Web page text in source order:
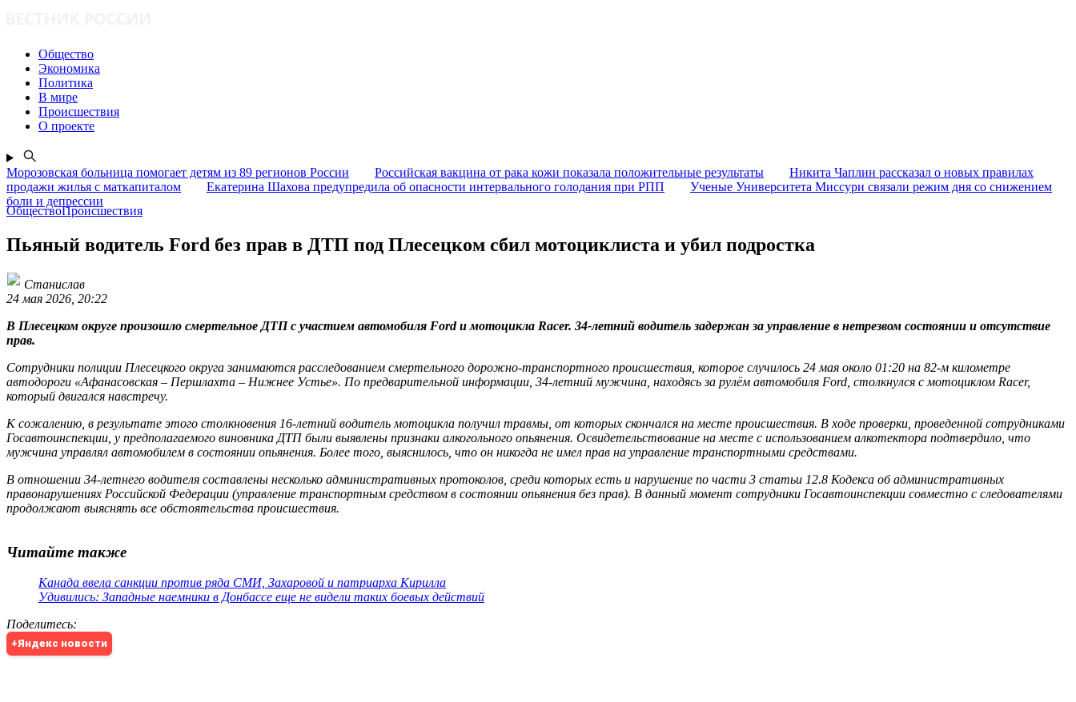
Общество
Экономика
Политика
В мире
Происшествия
О проекте
Морозовская больница помогает детям из 89 регионов России Российская вакцина от рака кожи показала положительные результаты
Никита Чаплин рассказал о новых правилах
продажи жилья с маткапиталом
Екатерина Шахова предупредила об опасности интервального голодания при РПП
Ученые Университета Миссури связали режим дня со снижением
боли и депрессии
ОбществоПроисшествия
Пьяный водитель Ford без прав в ДТП под Плесецком сбил мотоциклиста и убил подростка
Станислав
24 мая 2026, 20:22
В Плесецком округе произошло смертельное ДТП с участием автомобиля Ford и мотоцикла Racer. 34-летний водитель задержан за управление в нетрезвом состоянии и отсутствие
прав.
Сотрудники полиции Плесецкого округа занимаются расследованием смертельного дорожно-транспортного происшествия, которое случилось 24 мая около 01:20 на 82-м километре
автодороги «Афанасовская – Першлахта – Нижнее Устье». По предварительной информации, 34-летний мужчина, находясь за рулём автомобиля Ford, столкнулся с мотоциклом Racer,
который двигался навстречу.
К сожалению, в результате этого столкновения 16-летний водитель мотоцикла получил травмы, от которых скончался на месте происшествия. В ходе проверки, проведенной сотрудниками
Госавтоинспекции, у предполагаемого виновника ДТП были выявлены признаки алкогольного опьянения. Освидетельствование на месте с использованием алкотектора подтвердило, что
мужчина управлял автомобилем в состоянии опьянения. Более того, выяснилось, что он никогда не имел прав на управление транспортными средствами.
В отношении 34-летнего водителя составлены несколько административных протоколов, среди которых есть и нарушение по части 3 статьи 12.8 Кодекса об административных
правонарушениях Российской Федерации (управление транспортным средством в состоянии опьянения без прав). В данный момент сотрудники Госавтоинспекции совместно с следователями
продолжают выяснять все обстоятельства происшествия.
Читайте также
Канада ввела санкции против ряда СМИ, Захаровой и патриарха Кирилла
Удивились: Западные наемники в Донбассе еще не видели таких боевых действий
Поделитесь:
+Яндекс новости